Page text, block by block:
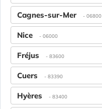
Cagnes-sur-Mer - 06800
Nice - 06000
Fréjus - 83600
Cuers - 83390
Hyères - 83400